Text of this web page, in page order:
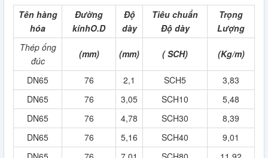
Tên hàng
hóa
Đường
kínhO.D
Độ
dày
Tiêu chuẩn
Độ dày
Trọng
Lượng
Thép ống
đúc
(mm) (mm) ( SCH) (Kg/m)
DN65 76 2,1 SCH5
3,83
DN65
76 3,05 SCH10
5,48
DN65
76 4,78 SCH30
8,39
DN65
76 5,16 SCH40
9,01